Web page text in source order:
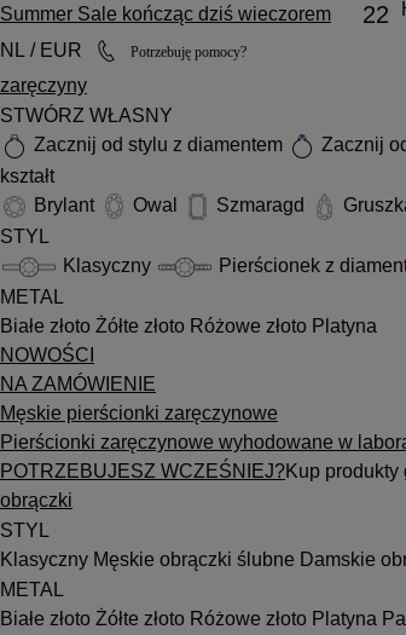
Summer Sale kończąc dziś wieczorem 22
NL / EUR
Potrzebuję pomocy?
zaręczyny
STWÓRZ WŁASNY
Zacznij od stylu z diamentem
Zacznij
kształt
Brylant
Owal Szmaragd
STYL
Klasyczny
Pierścionek z
METAL
Białe złoto Żółte złoto Różowe złoto Platyna
NOWOŚCI
NA ZAMÓWIENIE
Męskie pierścionki zaręczynowe
Pierścionki zaręczynowe wyhodowane w
POTRZEBUJESZ WCZEŚNIEJ?Kup produkty
obrączki
STYL
Klasyczny Męskie obrączki ślubne Damskie
METAL
Białe złoto Żółte złoto Różowe złoto Platyna